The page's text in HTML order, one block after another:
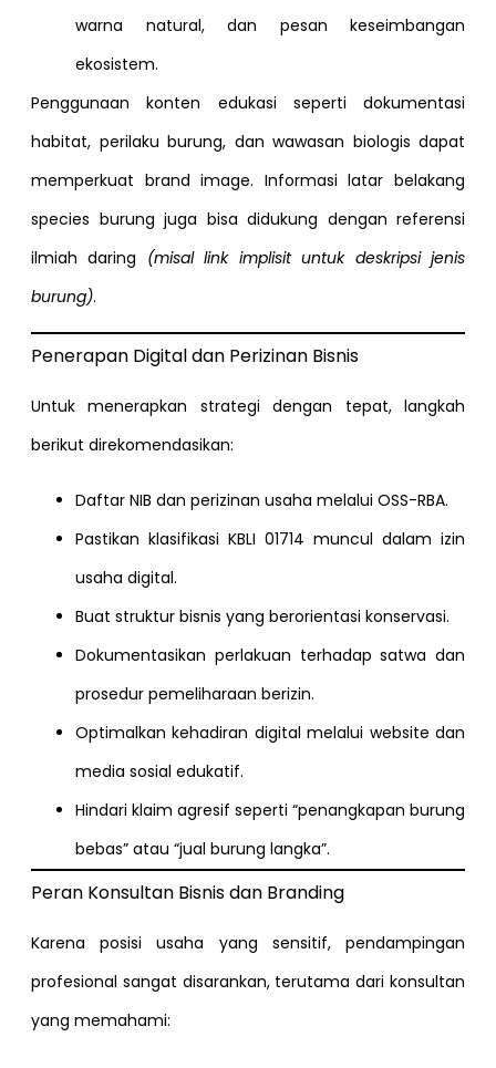
warna natural, dan pesan keseimbangan
ekosistem.
Penggunaan konten edukasi seperti dokumentasi
habitat, perilaku burung, dan wawasan biologis dapat
memperkuat brand image. Informasi latar belakang
species burung juga bisa didukung dengan referensi
ilmiah daring (misal link implisit untuk deskripsi jenis
burung).
Penerapan Digital dan Perizinan Bisnis
Untuk menerapkan strategi dengan tepat, langkah
berikut direkomendasikan:
Daftar NIB dan perizinan usaha melalui OSS-RBA.
Pastikan klasifikasi KBLI 01714 muncul dalam izin
usaha digital.
Buat struktur bisnis yang berorientasi konservasi.
Dokumentasikan perlakuan terhadap satwa dan
prosedur pemeliharaan berizin.
Optimalkan kehadiran digital melalui website dan
media sosial edukatif.
Hindari klaim agresif seperti “penangkapan burung
bebas” atau “jual burung langka”.
Peran Konsultan Bisnis dan Branding
Karena posisi usaha yang sensitif, pendampingan
profesional sangat disarankan, terutama dari konsultan
yang memahami: